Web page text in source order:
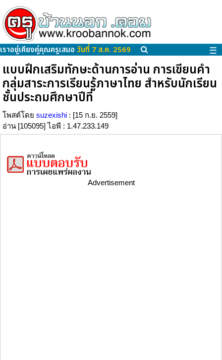
เราอยู่เคียงคู่คุณครูเสมอ วันที่ 7 ส.ค. 2569 ☰
แบบฝึกเสริมทักษะด้านการอ่าน การเขียนคำ
กลุ่มสาระการเรียนรู้ภาษาไทย สำหรับนักเรียน
ชั้นประถมศึกษาปีที่
โพสต์โดย suzexishi : [15 ก.ย. 2559]
อ่าน [105095] ไอพี : 1.47.233.149
Advertisement